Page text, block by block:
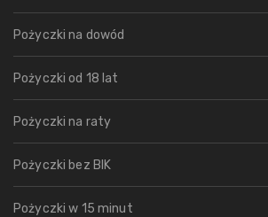
Pożyczki na dowód
Pożyczki od 18 lat
Pożyczki na raty
Pożyczki bez BIK
Pożyczki w 15 minut